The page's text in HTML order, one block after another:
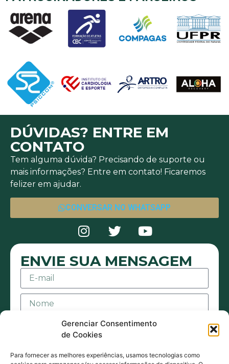
Gerenciar Consentimento
de Cookies
Para fornecer as melhores experiências, usamos tecnologias como
DÚVIDAS? ENTRE EM
CONTATO
Tem alguma dúvida? Precisando de suporte ou
mais informações? Entre em contato! Ficaremos
felizer em ajudar.
CONVERSAR NO WHATSAPP
ENVIE SUA MENSAGEM